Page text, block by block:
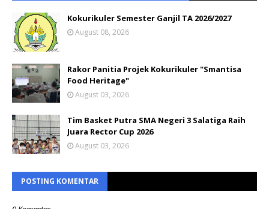
Kokurikuler Semester Ganjil TA 2026/2027
August 08, 2026
Rakor Panitia Projek Kokurikuler "Smantisa
Food Heritage"
August 03, 2026
Tim Basket Putra SMA Negeri 3 Salatiga Raih
Juara Rector Cup 2026
August 03, 2026
POSTING KOMENTAR